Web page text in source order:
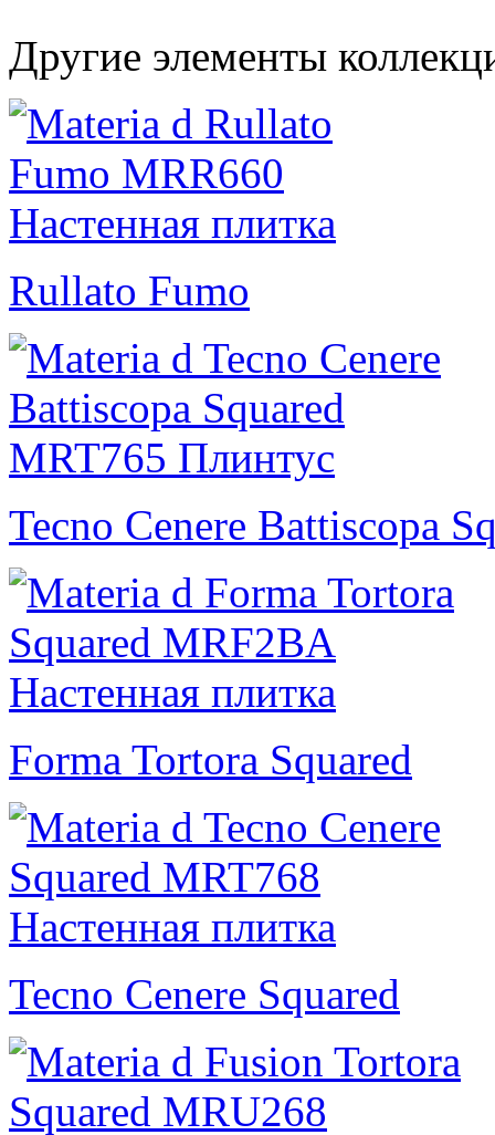
Другие элементы
Rullato Fumo
Tecno Cenere Battiscopa
Forma Tortora Squared
Tecno Cenere Squared